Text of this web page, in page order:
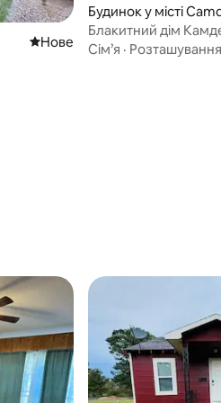
Нове місце для розміщення
Нове
Будинок у місті
Блакитний дім
Сім’я · Розташування